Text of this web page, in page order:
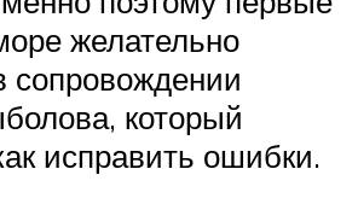
желательно
сопровождении
который
исправить ошибки.